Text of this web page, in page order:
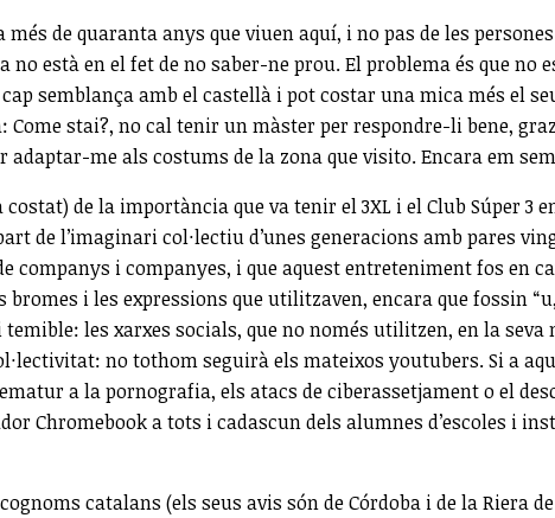
de quaranta anys que viuen aquí, i no pas de les
està en el fet de no saber-ne prou. El problema és que no
semblança amb el castellà i pot costar una mica més el
stai?, no cal tenir un màster per respondre-li bene,
me als costums de la zona que visito. Encara em
de la importància que va tenir el 3XL i el Club Súper 3
de l’imaginari col·lectiu d’unes generacions amb pares
companys i companyes, i que aquest entreteniment fos en
i les expressions que utilitzaven, encara que fossin
les xarxes socials, que no només utilitzen, en la
no tothom seguirà els mateixos youtubers. Si a
a la pornografia, els atacs de ciberassetjament o el
Chromebook a tots i cadascun dels alumnes d’escoles i
catalans (els seus avis són de Córdoba i de la Riera